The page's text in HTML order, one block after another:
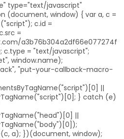
type="text/javascript"
(document, window) { var a, c =
c.id =
=
a3b76b304a2df66e077274f
c.type = "text/javascript";
window.name);
"put-your-callback-macro-
||
} catch (e)
||
a); })(document, window);